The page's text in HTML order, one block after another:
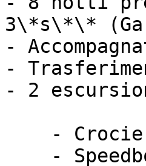
3\*s\*\*
-
-
- 2